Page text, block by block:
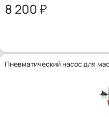
8 200
Пневматический насос для